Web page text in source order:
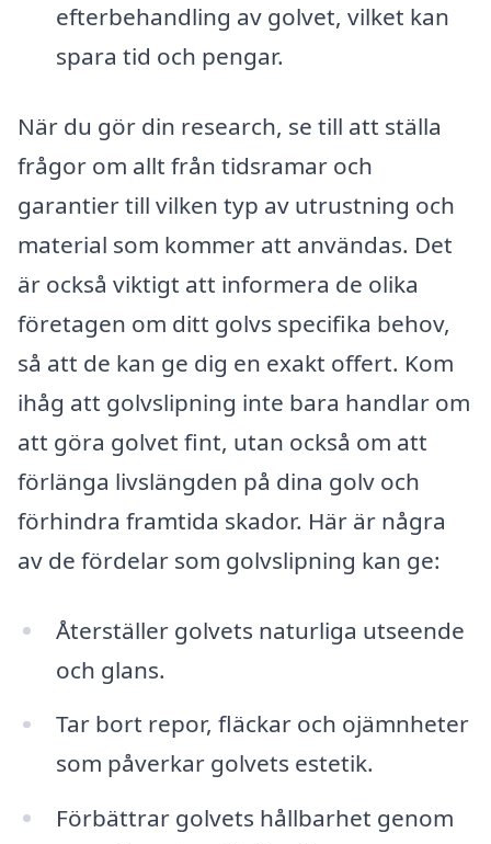
efterbehandling av golvet, vilket kan
spara tid och pengar.
När du gör din research, se till att ställa
frågor om allt från tidsramar och
garantier till vilken typ av utrustning och
material som kommer att användas. Det
är också viktigt att informera de olika
företagen om ditt golvs specifika behov,
så att de kan ge dig en exakt offert. Kom
ihåg att golvslipning inte bara handlar om
att göra golvet fint, utan också om att
förlänga livslängden på dina golv och
förhindra framtida skador. Här är några
av de fördelar som golvslipning kan ge:
Återställer golvets naturliga utseende
och glans.
Tar bort repor, fläckar och ojämnheter
som påverkar golvets estetik.
Förbättrar golvets hållbarhet genom